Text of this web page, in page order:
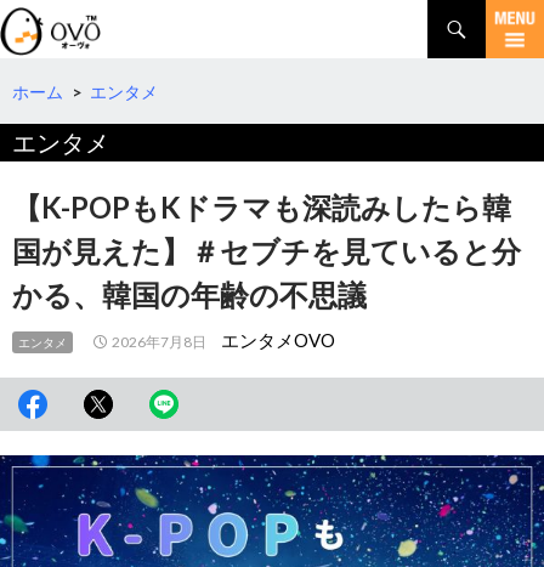
検
索
コ
テ
へ
ホーム > エンタメ
エンタメ
【K-POPもKドラマも深読みしたら韓
国が見えた】＃セブチを見ていると分
かる、韓国の年齢の不思議
エンタメ 2026年7月8日 エンタメOVO